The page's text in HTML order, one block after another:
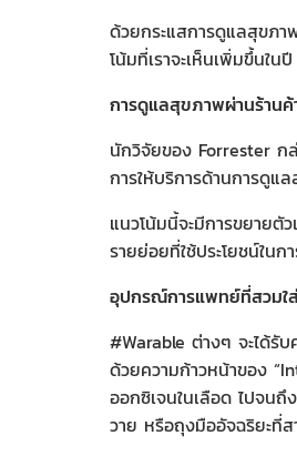
ด้วยกระแสการดูแลสุขภา
โน้มที่เราจะเห็นเพิ่มขึ้นใ
การดูแลสุขภาพผ่านร้าน
นักวิจัยของ Forrester ก
การให้บริการด้านการดูแ
แนวโน้มนี้จะมีการขยายตั
รายย่อยที่ใช้ประโยชน์ใน
อุปกรณ์การแพทย์ที่สวมใ
#Warable ต่างๆ จะได้รั
ด้วยความก้าวหน้าของ
ออกซิเจนในเลือด ไปจน
วาย หรือถุงมืออัจฉริยะที่